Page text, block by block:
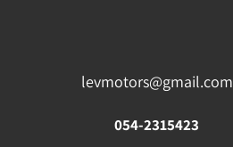
levmotors@gmail.com
054-2315423